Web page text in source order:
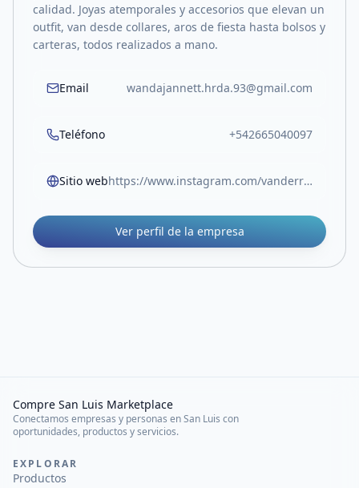
calidad. Joyas atemporales y accesorios que elevan un
outfit, van desde collares, aros de fiesta hasta bolsos y
carteras, todos realizados a mano.
Email wandajannett.hrda.93@gmail.com
Teléfono +542665040097
Sitio web https://www.instagram.com/vanderrossjoyas/
Ver perfil de la empresa
Compre San Luis Marketplace
Conectamos empresas y personas en San Luis con
oportunidades, productos y servicios.
EXPLORAR
Productos